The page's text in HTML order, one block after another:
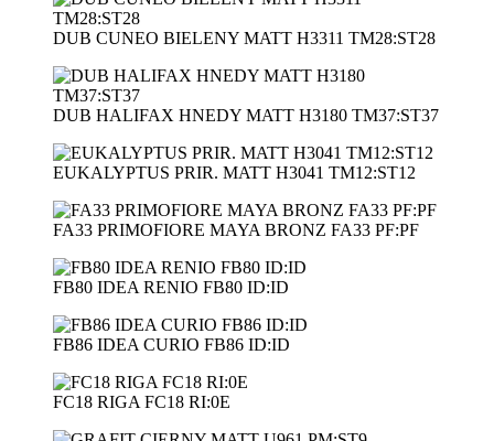
DUB CUNEO BIELENY MATT H3311 TM28:ST28
DUB HALIFAX HNEDY MATT H3180 TM37:ST37
EUKALYPTUS PRIR. MATT H3041 TM12:ST12
FA33 PRIMOFIORE MAYA BRONZ FA33 PF:PF
FB80 IDEA RENIO FB80 ID:ID
FB86 IDEA CURIO FB86 ID:ID
FC18 RIGA FC18 RI:0E